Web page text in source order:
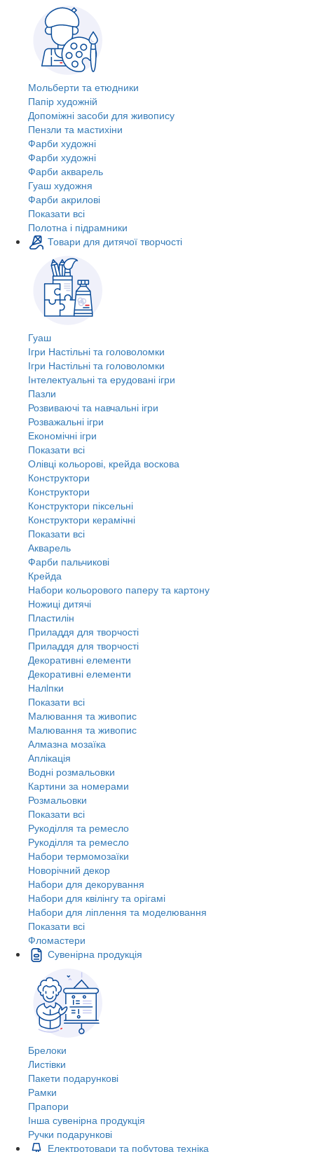
Мольберти та етюдники
Папір художній
Допоміжні засоби для живопису
Пензли та мастихіни
Фарби художні
Фарби художні
Фарби акварель
Гуаш художня
Фарби акрилові
Показати всі
Полотна і підрамники
Товари для дитячої творчості
Гуаш
Ігри Настільні та головоломки
Ігри Настільні та головоломки
Інтелектуальні та ерудовані ігри
Пазли
Розвиваючі та навчальні ігри
Розважальні ігри
Економічні ігри
Показати всі
Олівці кольорові, крейда воскова
Конструктори
Конструктори
Конструктори піксельні
Конструктори керамічні
Показати всі
Акварель
Фарби пальчикові
Крейда
Набори кольорового паперу та картону
Ножиці дитячі
Пластилін
Приладдя для творчості
Приладдя для творчості
Декоративні елементи
Декоративні елементи
Налiпки
Показати всі
Малювання та живопис
Малювання та живопис
Алмазна мозаїка
Аплікація
Водні розмальовки
Картини за номерами
Розмальовки
Показати всі
Рукоділля та ремесло
Рукоділля та ремесло
Набори термомозаїки
Новорічний декор
Набори для декорування
Набори для квілінгу та орігамі
Набори для ліплення та моделювання
Показати всі
Фломастери
Сувенірна продукція
Брелоки
Листівки
Пакети подарункові
Рамки
Прапори
Інша сувенірна продукція
Ручки подарункові
Електротовари та побутова техніка